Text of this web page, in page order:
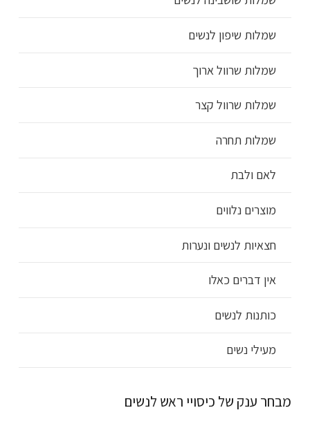
שמלות שיפון לנשים
שמלות שרוול ארוך
שמלות שרוול קצר
שמלות תחרה
לאם ולבת
מוצרים נלווים
חצאיות לנשים ונערות
אין דברים כאלו
כותנות לנשים
מעילי נשים
מבחר ענק של כיסויי ראש לנשים